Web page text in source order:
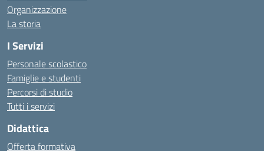
Organizzazione
La storia
I Servizi
Personale scolastico
Famiglie e studenti
Percorsi di studio
Tutti i servizi
Didattica
Offerta formativa